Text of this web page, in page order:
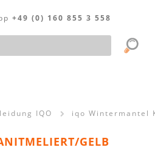
+49 (0) 160 855 3 558
IQO iqo Wintermantel
GELB